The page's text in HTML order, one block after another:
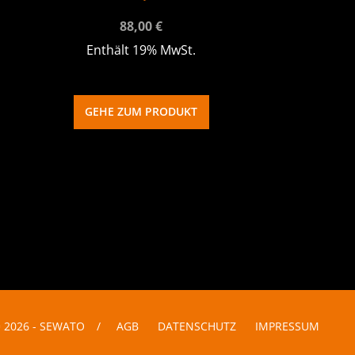
88,00€
Enthält 19% MwSt.
GEHE ZUM PRODUKT
- SEWATO / AGB DATENSCHUTZ IMPRESSUM